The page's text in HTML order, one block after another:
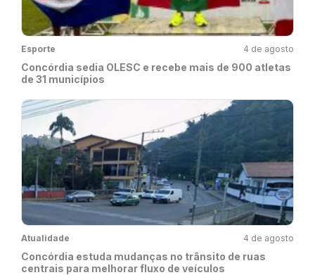
Esporte 4 de agosto
Concórdia sedia OLESC e recebe mais de 900 atletas
de 31 municípios
Atualidade 4 de agosto
Concórdia estuda mudanças no trânsito de ruas
centrais para melhorar fluxo de veículos